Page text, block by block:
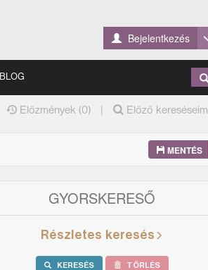
Bejelentkezés
BLOG
Előzmények (0) | Előző kereséseim
MENTÉS
GYORSKERESŐ
Részletes keresés
KERESÉS TÖRLÉS